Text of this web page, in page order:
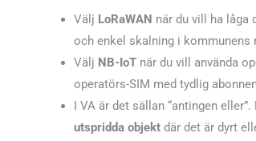
Välj LoRaWAN när du vill ha låga
och enkel skalning i kommunens
Välj NB-IoT när du vill använda
operatörs-SIM med tydlig
I VA är det sällan “antingen
utspridda objekt där det är dyrt